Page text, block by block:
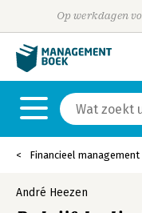
Op werkdagen
Financieel management
André Heezen